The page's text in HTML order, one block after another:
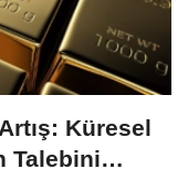
Küresel
Talebini